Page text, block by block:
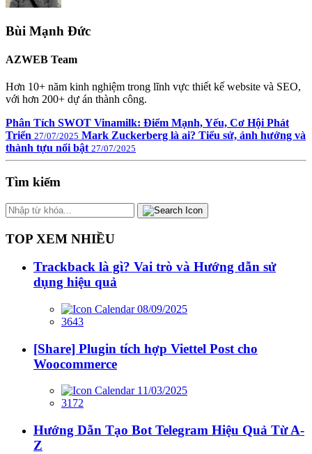
Bùi Mạnh Đức
AZWEB Team
Hơn 10+ năm kinh nghiệm trong lĩnh vực thiết kế website và SEO,
với hơn 200+ dự án thành công.
Phân Tích SWOT Vinamilk: Điểm Mạnh, Yếu, Cơ Hội Phát
Triển 27/07/2025 Mark Zuckerberg là ai? Tiểu sử, ảnh hưởng và
thành tựu nổi bật 27/07/2025
Tìm kiếm
TOP XEM NHIỀU
Trackback là gì? Vai trò và Hướng dẫn sử
dụng hiệu quả
08/09/2025
3643
[Share] Plugin tích hợp Viettel Post cho
Woocommerce
11/03/2025
3172
Hướng Dẫn Tạo Bot Telegram Hiệu Quả Từ A-
Z